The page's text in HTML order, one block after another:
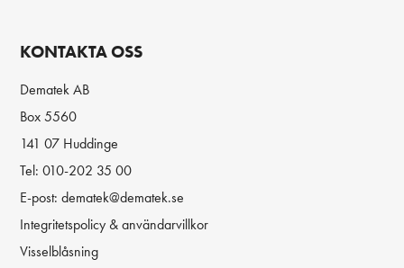
KONTAKTA OSS
Dematek AB
Box 5560
141 07 Huddinge
Tel:010-202 35 00
E-post:dematek@dematek.se
Integritetspolicy & användarvillkor
Visselblåsning